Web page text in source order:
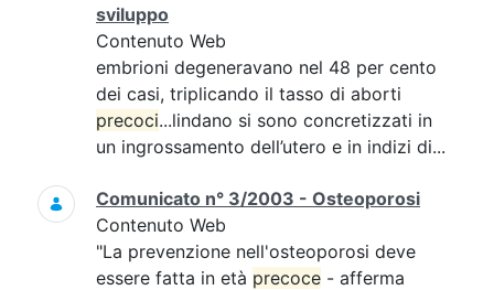
sviluppo
Contenuto Web
embrioni degeneravano nel 48 per cento
dei casi, triplicando il tasso di aborti
precoci...lindano si sono concretizzati in
un ingrossamento dell’utero e in indizi di...
Comunicato n° 3/2003 - Osteoporosi
Contenuto Web
"La prevenzione nell'osteoporosi deve
essere fatta in età precoce - afferma